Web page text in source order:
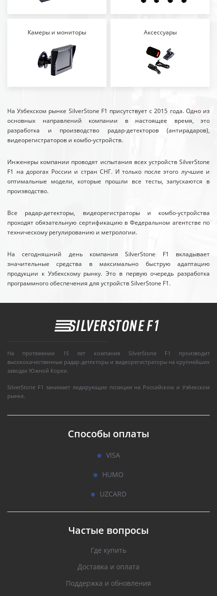
Камеры и мониторы Аксессуары
На Узбекском рынке SilverStone F1 присутствует с 2015 года. Одно из
основных направлений компании в настоящее время, это
разработка и производство радар-детекторов (антирадаров),
видеорегистраторов и комбо-устройств.
Инженеры компании проводят испытания всех устройств SilverStone
F1 на дорогах России и стран СНГ. И только после этого лучшие и
оптимальные модели, которые прошли все тесты, запускаются в
производство.
Все радар-детекторы, видеорегистраторы и комбо-устройства
проходят обязательную сертификацию в Федеральном агентстве по
техническому регулированию и метрологии.
На сегодняшний день компания SilverStone F1 вкладывает
значительные средства в максимально быструю адаптацию
продукции к Узбекскому рынку. Это в первую очередь разработка
программного обеспечения для устройств SilverStone F1.
На протяжении 15 лет компания SilverStone F1 производит
высококачественные радар-детекторы и видеорегистраторы на крупнейших
заводах Южной Кореи.
SilverStone F1 занимает лидирующие позиции на Российском и Узбекском
рынке.
Способы оплаты
VISA
HUMO
UZCARD
Частые вопросы
Где купить
Доставка и оплата
Поддержка и обновления